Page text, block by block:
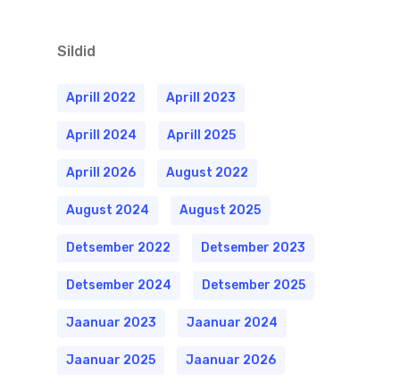
Sildid
Aprill 2022 Aprill 2023
Aprill 2024 Aprill 2025
Aprill 2026 August 2022
August 2024 August 2025
Detsember 2022 Detsember 2023
Detsember 2024 Detsember 2025
Jaanuar 2023 Jaanuar 2024
Jaanuar 2025 Jaanuar 2026